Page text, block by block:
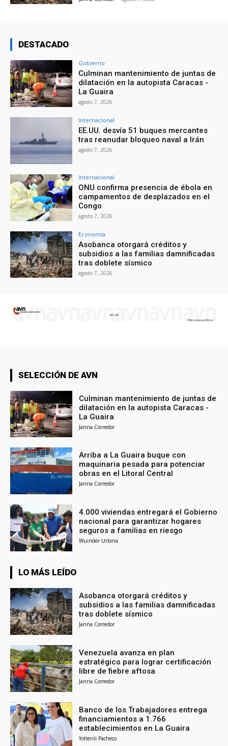
DESTACADO
Gobierno
Culminan mantenimiento de juntas de
dilatación en la autopista Caracas -
La Guaira
agosto 7, 2026
Internacional
EE.UU. desvía 51 buques mercantes
tras reanudar bloqueo naval a Irán
agosto 7, 2026
Internacional
ONU confirma presencia de ébola en
campamentos de desplazados en el
Congo
agosto 7, 2026
Economía
Asobanca otorgará créditos y
subsidios a las familias damnificadas
tras doblete sísmico
agosto 7, 2026
SELECCIÓN DE AVN
Culminan mantenimiento de juntas de
dilatación en la autopista Caracas -
La Guaira
Janna Corredor
Arriba a La Guaira buque con
maquinaria pesada para potenciar
obras en el Litoral Central
Janna Corredor
4.000 viviendas entregará el Gobierno
nacional para garantizar hogares
seguros a familias en riesgo
Wuinder Urbina
LO MÁS LEÍDO
Asobanca otorgará créditos y
subsidios a las familias damnificadas
tras doblete sísmico
Janna Corredor
Venezuela avanza en plan
estratégico para lograr certificación
libre de fiebre aftosa
Janna Corredor
Banco de los Trabajadores entrega
financiamientos a 1.766
establecimientos en La Guaira
Yohenli Pacheco